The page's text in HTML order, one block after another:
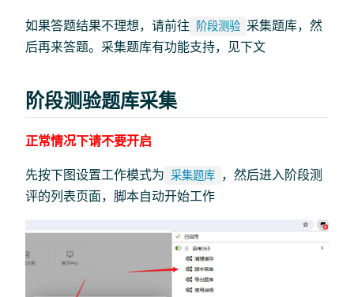
如果答题结果不理想，请前往 阶段测验 采集题库，然
后再来答题。采集题库有功能支持，见下文
阶段测验题库采集
正常情况下请不要开启
先按下图设置工作模式为 采集题库
，然后进入阶段测
评的列表页面，脚本自动开始工作